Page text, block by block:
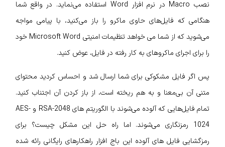
نصب Macro در نرم افزار Word استفاده می‌نماید. در واقع شما
هنگامی که فایل‌های حاوی ماکرو را باز می‌کنید، با پیامی مواجه
می‌شوید که از شما می خواهد تنظیمات امنیتی Microsoft Word خود
را برای اجرای ماکروهای به‌ کار رفته در فایل، عوض کنید.
پس اگر فایل مشکوکی برای شما ارسال شد و احساس کردید محتوای
متنی آن بی‌معنا و به‌ هم‌ ریخته است، از باز کردن آن اجتناب کنید.
تمام فایل‌هایی که آلوده می‌شوند با الگوریتم‌ های RSA-2048 و AES-
1024 رمزنگاری می‌شوند. اما راه حل این مشکل چیست؟ برای
رمزگشایی فایل‌ های آلوده این باج افزار راهکارهای رایگانی رائه شده